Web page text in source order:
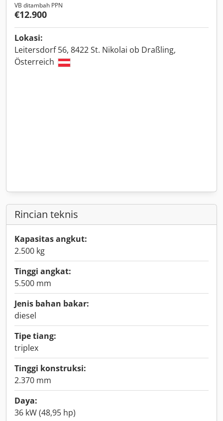
VB ditambah PPN
€12.900
Lokasi:
Leitersdorf 56, 8422 St. Nikolai ob Draßling,
Österreich
Rincian teknis
Kapasitas angkut:
2.500 kg
Tinggi angkat:
5.500 mm
Jenis bahan bakar:
diesel
Tipe tiang:
triplex
Tinggi konstruksi:
2.370 mm
Daya:
36 kW (48,95 hp)